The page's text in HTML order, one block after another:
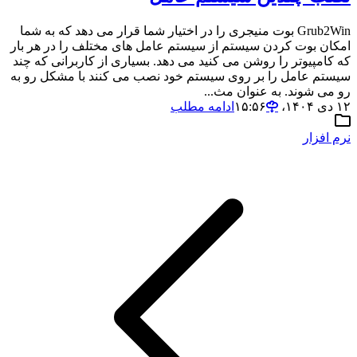
Grub2Win بوت منیجری را در اختیار شما قرار می دهد که به شما
امکان بوت کردن سیستم از سیستم عامل های مختلف را در هر بار
که کامپیوتر را روشن می کنید می دهد. بسیاری از کاربرانی که چند
سیستم عامل را بر روی سیستم خود نصب می کنند با مشکل رو به
رو می شوند. به عنوان مث...
۱۲ دی ۱۴۰۴،‏ ۱۵:۵۶
ادامه مطلب
نرم افزار